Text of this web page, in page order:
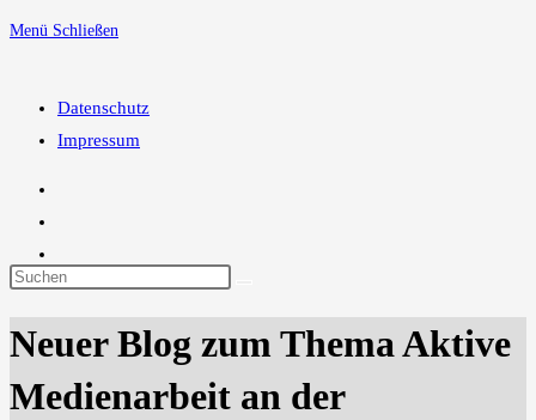
Menü Schließen
Datenschutz
Impressum
Diese
durchsuchen
Neuer Blog zum Thema Aktive
Medienarbeit an der